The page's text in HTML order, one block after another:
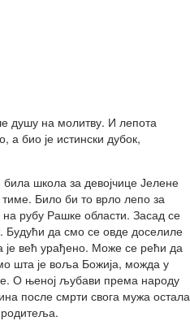
душу на молитву. И лепота
а био је истински дубок,
школа за девојчице Јелене
Било би то врло лепо за
рубу Рашке области. Засад се
Будући да смо се овде доселиле
је већ урађено. Може се рећи да
шта је воља Божија, можда у
О њеној љубави према народу
после смрти свога мужа остала
родитеља.